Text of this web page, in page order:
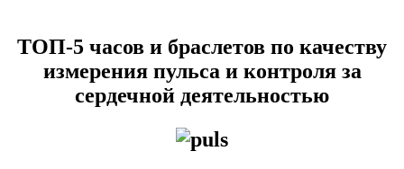
ТОП-5 часов и браслетов по качеству
измерения пульса и контроля за
сердечной деятельностью